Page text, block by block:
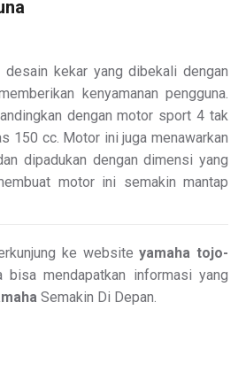
kekar yang dibekali dengan
kenyamanan pengguna.
dengan motor sport 4 tak
150 cc. Motor ini juga menawarkan
dipadukan dengan dimensi yang
motor ini semakin mantap
ke websiteyamaha tojo-
bisa mendapatkan informasi yang
Semakin Di Depan.